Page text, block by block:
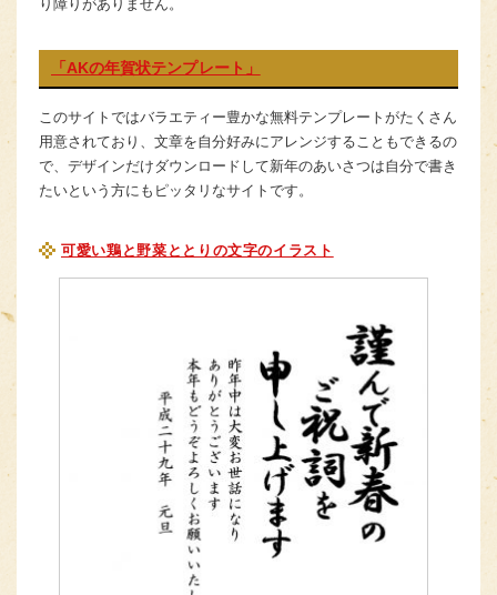
り障りがありません。
「AKの年賀状テンプレート」
このサイトではバラエティー豊かな無料テンプレートがたくさん
用意されており、文章を自分好みにアレンジすることもできるの
で、デザインだけダウンロードして新年のあいさつは自分で書き
たいという方にもピッタリなサイトです。
可愛い鶏と野菜ととりの文字のイラスト